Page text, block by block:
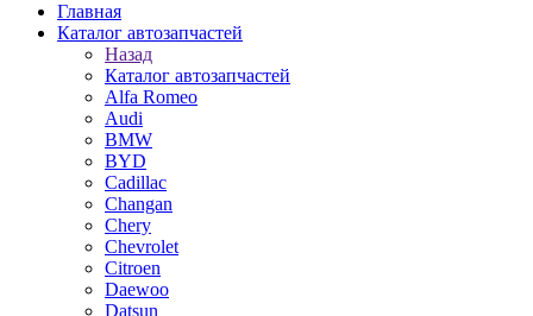
Главная
Каталог автозапчастей
Назад
Каталог автозапчастей
Alfa Romeo
Audi
BMW
BYD
Cadillac
Changan
Chery
Chevrolet
Citroen
Daewoo
Datsun